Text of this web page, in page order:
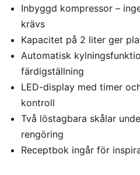
Inbyggd kompressor –
krävs
Kapacitet på 2 liter ger
Automatisk
färdigställning
LED-display med timer
kontroll
Två löstagbara skålar
rengöring
Receptbok ingår för